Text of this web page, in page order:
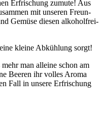
Erfri­schung zumu­te! Aus
mit unse­ren Freun­
Gemü­se die­sen alko­hol­frei­
klei­ne Abküh­lung sorgt!
man allei­ne schon am
Bee­ren ihr vol­les Aro­ma
Fall in unse­re Erfri­schung